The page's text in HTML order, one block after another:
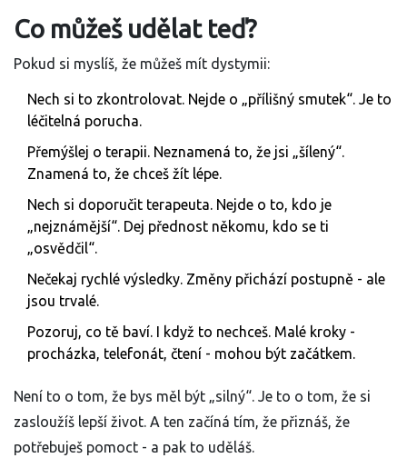
Co můžeš udělat teď?
Pokud si myslíš, že můžeš mít dystymii:
Nech si to zkontrolovat. Nejde o „přílišný smutek“. Je to
léčitelná porucha.
Přemýšlej o terapii. Neznamená to, že jsi „šílený“.
Znamená to, že chceš žít lépe.
Nech si doporučit terapeuta. Nejde o to, kdo je
„nejznámější“. Dej přednost někomu, kdo se ti
„osvědčil“.
Nečekaj rychlé výsledky. Změny přichází postupně - ale
jsou trvalé.
Pozoruj, co tě baví. I když to nechceš. Malé kroky -
procházka, telefonát, čtení - mohou být začátkem.
Není to o tom, že bys měl být „silný“. Je to o tom, že si
zasloužíš lepší život. A ten začíná tím, že přiznáš, že
potřebuješ pomoct - a pak to uděláš.